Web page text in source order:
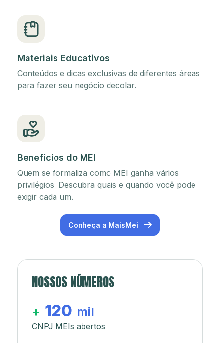
Materiais Educativos
Conteúdos e dicas exclusivas de diferentes áreas
para fazer seu negócio decolar.
Benefícios do MEI
Quem se formaliza como MEI ganha vários
privilégios. Descubra quais e quando você pode
exigir cada um.
Conheça a MaisMei
NOSSOS NÚMEROS
+ 120 mil
CNPJ MEIs abertos